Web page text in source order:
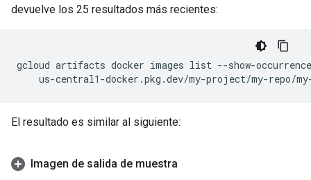
devuelve los 25 resultados más recientes:
gcloud artifacts docker images list --show-
El resultado es similar al siguiente:
Imagen de salida de muestra